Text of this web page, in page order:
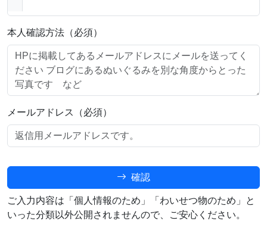
本人確認方法（必須）
メールアドレス（必須）
確認
ご入力内容は「個人情報のため」「わいせつ物のため」と
いった分類以外公開されませんので、ご安心ください。